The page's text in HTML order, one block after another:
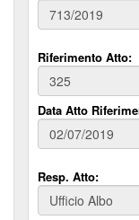
Riferimento Atto:
Data Atto
Resp. Atto: